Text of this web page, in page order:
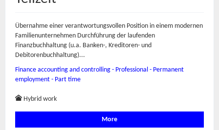
Übernahme einer verantwortungsvollen Position in einem modernen
Familienunternehmen Durchführung der laufenden
Finanzbuchhaltung (u.a. Banken-, Kreditoren- und
Debitorenbuchhaltung)...
Finance accounting and controlling - Professional - Permanent
employment - Part time
Hybrid work
More